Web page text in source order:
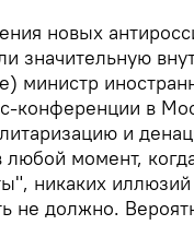
новых
значительную
министр
конференции в
и
любой момент,
никаких
не должно.